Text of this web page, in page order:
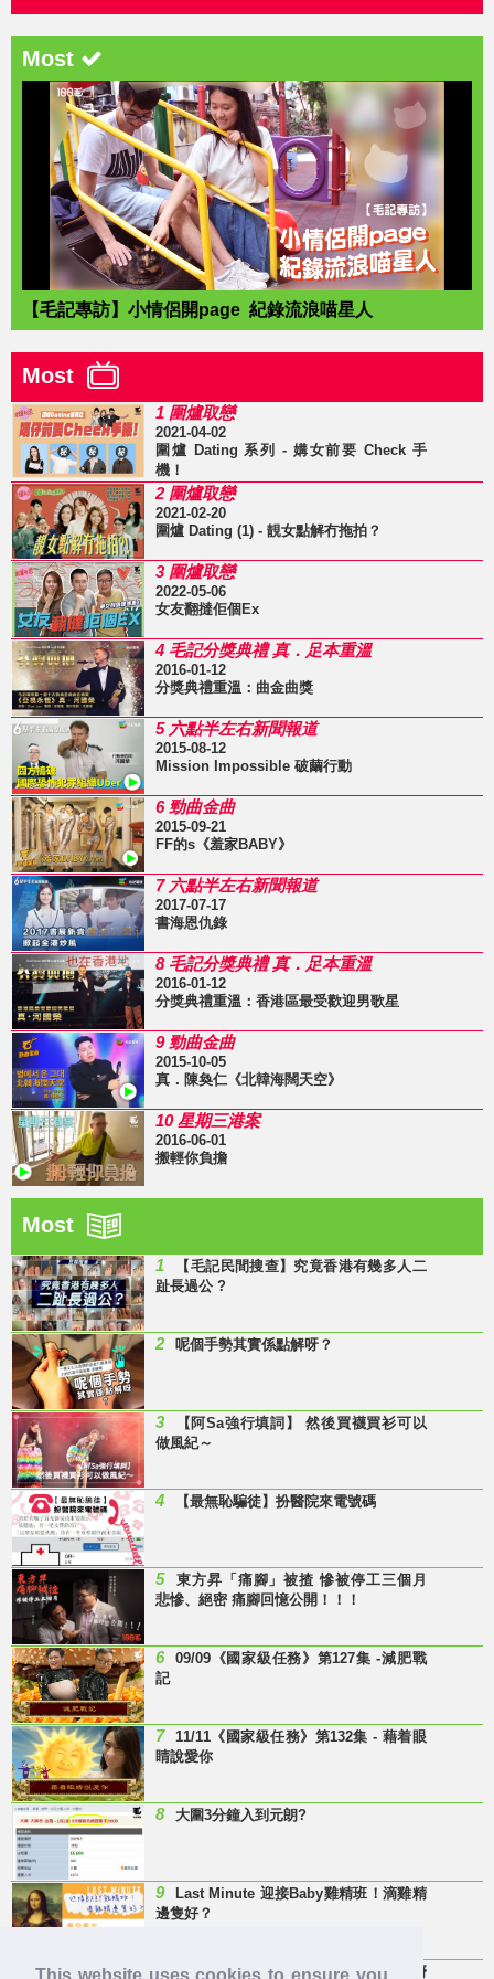
Most
【毛記專訪】小情侶開page 紀錄流浪喵星人
Most
1 圍爐取戀
2021-04-02
圍爐 Dating 系列 - 媾女前要 Check 手
機！
2 圍爐取戀
2021-02-20
圍爐 Dating (1) - 靚女點解冇拖拍？
3 圍爐取戀
2022-05-06
女友翻撻佢個Ex
4 毛記分獎典禮 真．足本重溫
2016-01-12
分獎典禮重溫：曲金曲獎
5 六點半左右新聞報道
2015-08-12
Mission Impossible 破繭行動
6 勁曲金曲
2015-09-21
FF的s《羞家BABY》
7 六點半左右新聞報道
2017-07-17
書海恩仇錄
8 毛記分獎典禮 真．足本重溫
2016-01-12
分獎典禮重溫：香港區最受歡迎男歌星
9 勁曲金曲
2015-10-05
真．陳奐仁《北韓海闊天空》
10 星期三港案
2016-06-01
搬輕你負擔
Most
1
【毛記民間搜查】究竟香港有幾多人二
趾長過公 ?
2 呢個手勢其實係點解呀？
3
【阿Sa強行填詞】 然後買襪買衫可以
做風紀～
4 【最無恥騙徒】扮醫院來電號碼
5
東方昇「痛腳」被揸 慘被停工三個月
悲慘、絕密 痛腳回憶公開！！！
6
09/09《國家級任務》第127集 -減肥戰
記
7
11/11《國家級任務》第132集 - 藉着眼
睛說愛你
8 大圍3分鐘入到元朗?
9
Last Minute 迎接Baby雞精班！滴雞精
邊隻好？
10 【童年回憶】 有冇人記得呢兩隻嘢